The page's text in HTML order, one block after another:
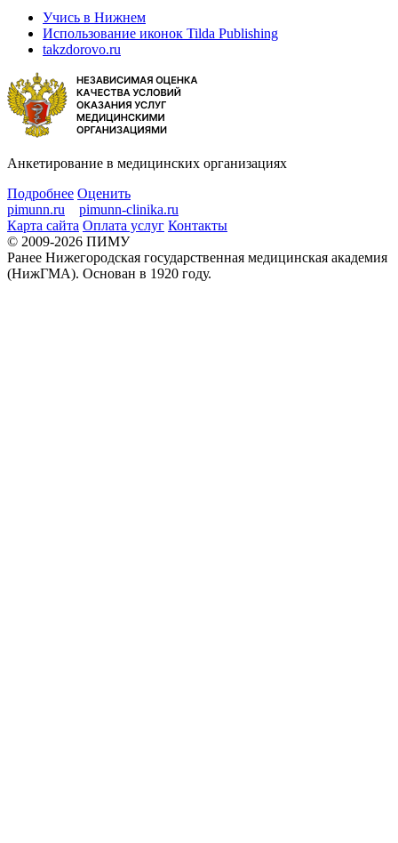
Учись в Нижнем
Использование иконок Tilda Publishing
takzdorovo.ru
Анкетирование в медицинских организациях
Подробнее Оценить
pimunn.ru
pimunn-clinika.ru
Карта сайта Оплата услуг Контакты
© 2009-2026 ПИМУ
Ранее Нижегородская государственная медицинская академия
(НижГМА). Основан в 1920 году.